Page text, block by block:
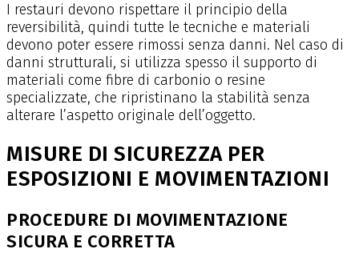
I restauri devono rispettare il principio della
reversibilità, quindi tutte le tecniche e materiali
devono poter essere rimossi senza danni. Nel caso di
danni strutturali, si utilizza spesso il supporto di
materiali come fibre di carbonio o resine
specializzate, che ripristinano la stabilità senza
alterare l’aspetto originale dell’oggetto.
MISURE DI SICUREZZA PER
ESPOSIZIONI E MOVIMENTAZIONI
PROCEDURE DI MOVIMENTAZIONE
SICURA E CORRETTA